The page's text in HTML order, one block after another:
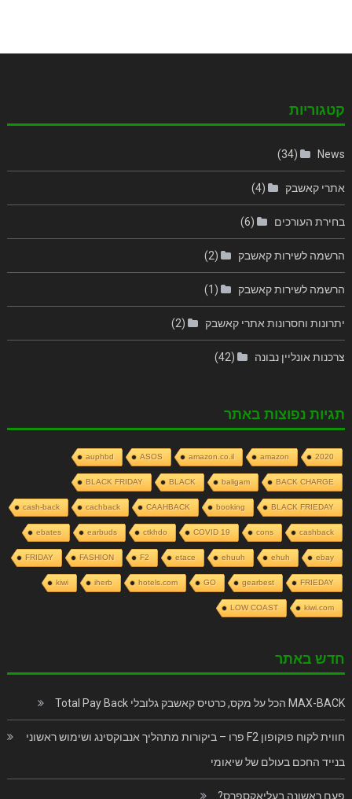
קטגוריות
News
(34)
אתרי קאשבק (4)
בחירת העורכים (6)
הרשמה לשירות קאשבק (2)
הרשמה לשירות קאשבק (1)
יתרונות וחסרונות אתרי קאשבק (2)
צרכנות אונליין נבונה (42)
תגיות נפוצות באתר
2020
amazon
amazon.co.il
ASOS
auphbd
BACK CHARGE
baligam
BLACK
BLACK FRIDAY
BLACK FRIEDAY
booking
CAAHBACK
cachback
cash-back
cashback
cons
COVID 19
ctkhdo
earbuds
ebates
ebay
ehuh
ehuuh
etace
F2
FASHION
FRIDAY
FRIEDAY
gearbest
GO
hotels.com
iherb
kiwi
kiwi.com
LOW COAST
חדש באתר
MAX-BACK הכל על מקס, כרטיס קאשבק גלובלי Total Pay Back
חווית לקוח פוקופון F2 פרו – ביקורות מתהליך אנבוקסינג ושימוש ראשוני
בנייד החכם בעולם של שיאומי
פעם ראשונה בעליאקספרס?